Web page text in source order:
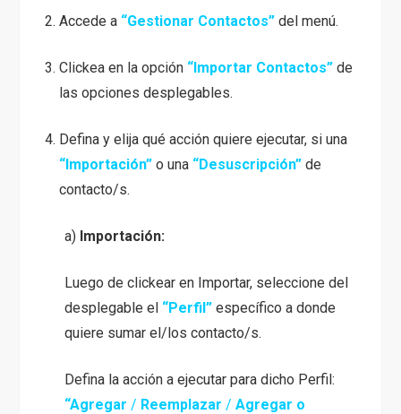
Accede a “Gestionar Contactos” del menú.
Clickea en la opción “Importar Contactos” de
las opciones desplegables.
Defina y elija qué acción quiere ejecutar, si una
“Importación” o una “Desuscripción” de
contacto/s.
a) Importación:
Luego de clickear en Importar, seleccione del
desplegable el “Perfil” específico a donde
quiere sumar el/los contacto/s.
Defina la acción a ejecutar para dicho Perfil:
“Agregar / Reemplazar /Agregar o